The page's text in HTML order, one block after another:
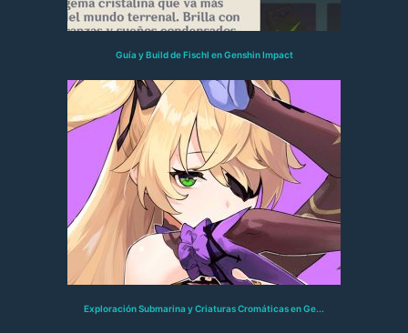
Guía y Build de Fischl en Genshin Impact
Exploración Submarina y Criaturas Cromáticas en Ge...